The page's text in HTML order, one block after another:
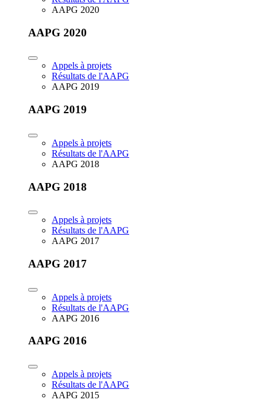
AAPG 2020
AAPG 2020
Appels à projets
Résultats de l'AAPG
AAPG 2019
AAPG 2019
Appels à projets
Résultats de l'AAPG
AAPG 2018
AAPG 2018
Appels à projets
Résultats de l'AAPG
AAPG 2017
AAPG 2017
Appels à projets
Résultats de l'AAPG
AAPG 2016
AAPG 2016
Appels à projets
Résultats de l'AAPG
AAPG 2015